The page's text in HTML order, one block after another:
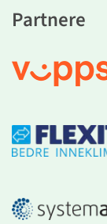
Partnere